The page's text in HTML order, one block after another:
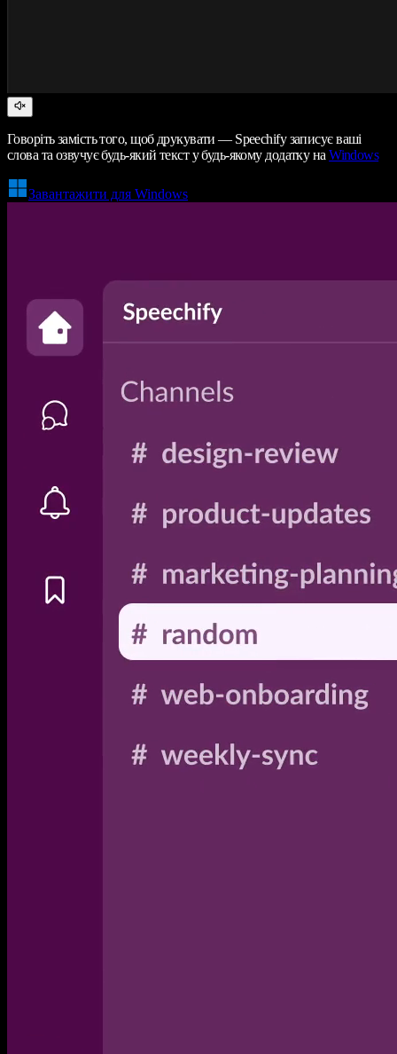
Говоріть замість того, щоб друкувати — Speechify записує ваші
слова та озвучує будь-який текст у будь-якому додатку наWindows
Завантажити для Windows